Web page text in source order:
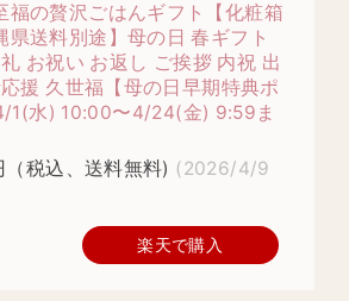
福の贅沢ごはんギフト【化粧箱
県送料別途】母の日 春ギフト
お祝い お返し ご挨拶 内祝 出
援 久世福【母の日早期特典ポ
1(水) 10:00〜4/24(金) 9:59ま
税込、送料無料) (2026/4/9
楽天で購入